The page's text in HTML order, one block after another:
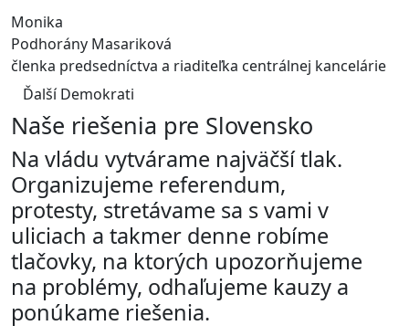
Monika
Podhorány Masariková
členka predsedníctva a riaditeľka centrálnej kancelárie
Ďalší Demokrati
Naše riešenia pre Slovensko
Na vládu vytvárame najväčší tlak.
Organizujeme referendum,
protesty, stretávame sa s vami v
uliciach a takmer denne robíme
tlačovky, na ktorých upozorňujeme
na problémy, odhaľujeme kauzy a
ponúkame riešenia.